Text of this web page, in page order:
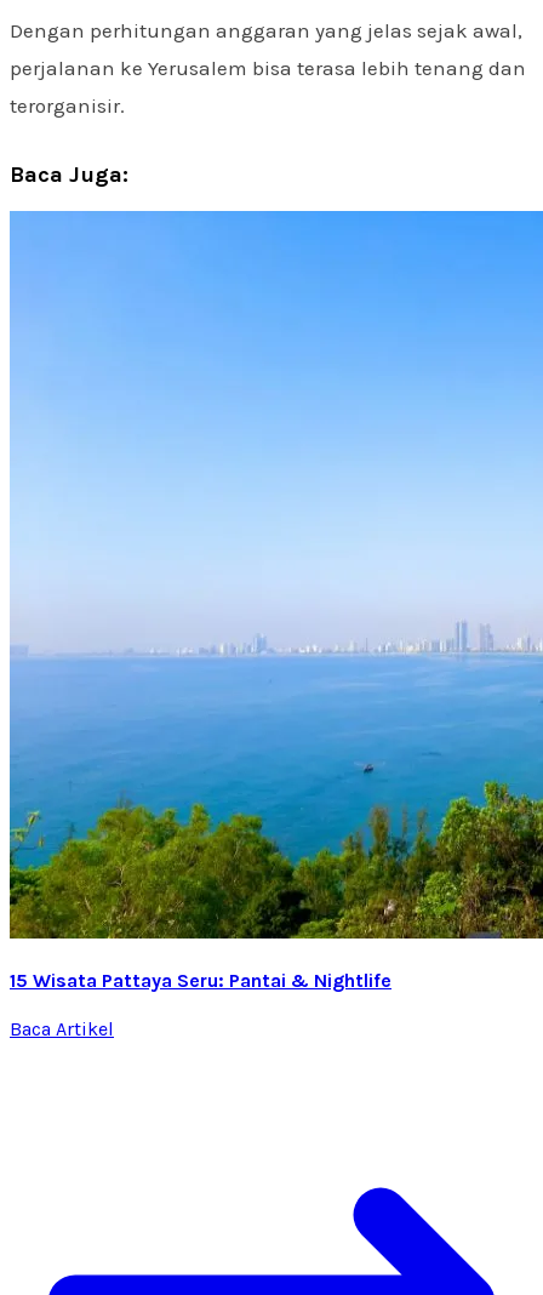
Dengan perhitungan anggaran yang jelas sejak awal,
perjalanan ke Yerusalem bisa terasa lebih tenang dan
terorganisir.
Baca Juga:
15 Wisata Pattaya Seru: Pantai & Nightlife
Baca Artikel